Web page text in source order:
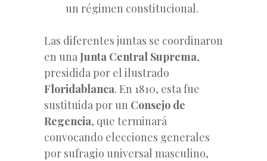
un régimen constitucional.
Las diferentes juntas se coordinaron
en una Junta Central Suprema,
presidida por el ilustrado
Floridablanca. En 1810, esta fue
sustituida por un Consejo de
Regencia, que terminará
convocando elecciones generales
por sufragio universal masculino,